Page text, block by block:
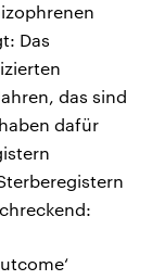
Das
das sind
dafür